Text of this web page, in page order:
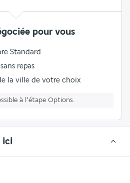
pour vous
Standard
repas
la ville de votre choix
à l’étape Options.
ici